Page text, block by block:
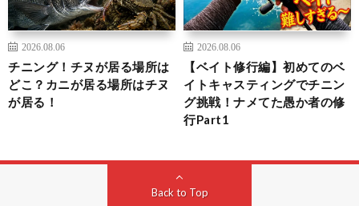
2026.08.06
チニング！チヌが居る場所は
どこ？カニが居る場所はチヌ
が居る！
2026.08.06
【ベイト修行編】初めてのベ
イトキャスティングでチニン
グ挑戦！ナメてた愚か者の修
行Part1
Back to Top